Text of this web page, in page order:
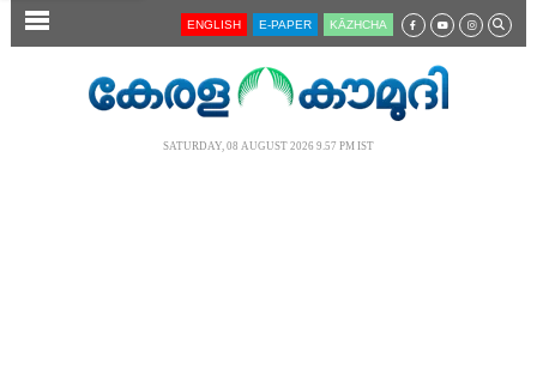
SECTIONS ENGLISH E-PAPER KĀZHCHA
SATURDAY, 08 AUGUST 2026 9.57 PM IST